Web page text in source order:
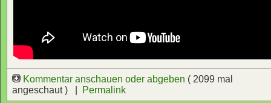
Kommentar anschauen oder abgeben ( 2099 mal
angeschaut ) |
Permalink